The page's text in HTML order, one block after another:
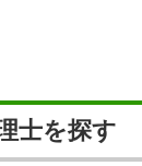
士を探す